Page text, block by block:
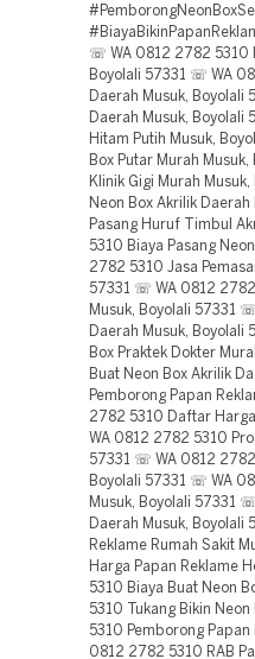
☏ WA 0812 2782 5310
Boyolali 57331 ☏ WA
Daerah Musuk,
Daerah Musuk,
Hitam Putih Musuk,
Box Putar Murah
Klinik Gigi Murah
Neon Box Akrilik
Pasang Huruf Timbul
5310 Biaya Pasang
2782 5310 Jasa
57331 ☏ WA 0812
Musuk, Boyolali 57331
Daerah Musuk,
Box Praktek Dokter
Buat Neon Box Akrilik
Pemborong Papan
2782 5310 Daftar
WA 0812 2782 5310
57331 ☏ WA 0812 2782
Boyolali 57331 ☏ WA
Musuk, Boyolali 57331
Daerah Musuk,
Reklame Rumah Sakit
Harga Papan Reklame
5310 Biaya Buat Neon
5310 Tukang Bikin
5310 Pemborong
0812 2782 5310 RAB